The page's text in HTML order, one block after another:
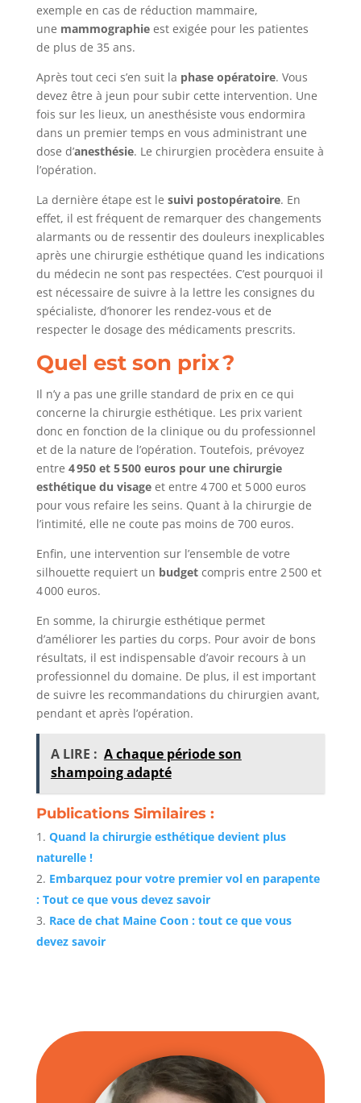
exemple en cas de réduction mammaire,
une mammographieest exigée pour les patientes
de plus de 35 ans.
Après tout ceci s’en suit la phase opératoire. Vous
devez être à jeun pour subir cette intervention. Une
fois sur les lieux, un anesthésiste vous endormira
dans un premier temps en vous administrant une
dose d’anesthésie. Le chirurgien procèdera ensuite à
l’opération.
La dernière étape est le suivi postopératoire. En
effet, il est fréquent de remarquer des changements
alarmants ou de ressentir des douleurs inexplicables
après une chirurgie esthétique quand les indications
du médecin ne sont pas respectées. C’est pourquoi il
est nécessaire de suivre à la lettre les consignes du
spécialiste, d’honorer les rendez-vous et de
respecter le dosage des médicaments prescrits.
Quel est son prix ?
Il n’y a pas une grille standard de prix en ce qui
concerne la chirurgie esthétique. Les prix varient
donc en fonction de la clinique ou du professionnel
et de la nature de l’opération. Toutefois, prévoyez
entre 4 950 et 5 500 euros pour une chirurgie
esthétique du visageet entre 4 700 et 5 000 euros
pour vous refaire les seins. Quant à la chirurgie de
l’intimité, elle ne coute pas moins de 700 euros.
Enfin, une intervention sur l’ensemble de votre
silhouette requiert un budgetcompris entre 2 500 et
4 000 euros.
En somme, la chirurgie esthétique permet
d’améliorer les parties du corps. Pour avoir de bons
résultats, il est indispensable d’avoir recours à un
professionnel du domaine. De plus, il est important
de suivre les recommandations du chirurgien avant,
pendant et après l’opération.
A LIRE : A chaque période son
shampoing adapté
Publications Similaires :
Quand la chirurgie esthétique devient plus
naturelle !
Embarquez pour votre premier vol en parapente
: Tout ce que vous devez savoir
Race de chat Maine Coon : tout ce que vous
devez savoir